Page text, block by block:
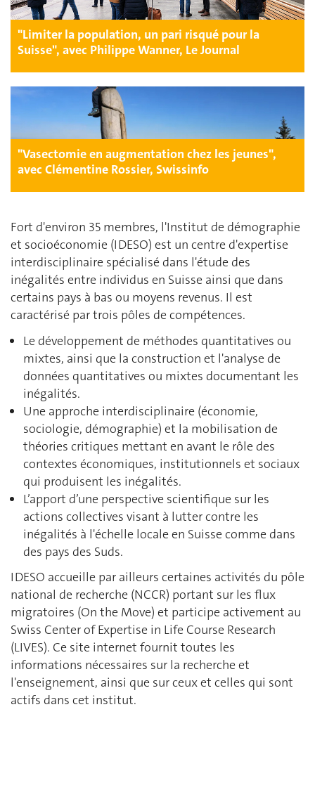
"Limiter la population, un pari risqué pour la
Suisse", avec Philippe Wanner, Le Journal
"Vasectomie en augmentation chez les jeunes",
avec Clémentine Rossier, Swissinfo
Fort d'environ 35 membres, l'Institut de démographie
et socioéconomie (IDESO) est un centre d'expertise
interdisciplinaire spécialisé dans l'étude des
inégalités entre individus en Suisse ainsi que dans
certains pays à bas ou moyens revenus. Il est
caractérisé par trois pôles de compétences.
Le développement de méthodes quantitatives ou
mixtes, ainsi que la construction et l'analyse de
données quantitatives ou mixtes documentant les
inégalités.
Une approche interdisciplinaire (économie,
sociologie, démographie) et la mobilisation de
théories critiques mettant en avant le rôle des
contextes économiques, institutionnels et sociaux
qui produisent les inégalités.
L’apport d’une perspective scientifique sur les
actions collectives visant à lutter contre les
inégalités à l'échelle locale en Suisse comme dans
des pays des Suds.
IDESO accueille par ailleurs certaines activités du pôle
national de recherche (NCCR) portant sur les flux
migratoires (On the Move) et participe activement au
Swiss Center of Expertise in Life Course Research
(LIVES). Ce site internet fournit toutes les
informations nécessaires sur la recherche et
l'enseignement, ainsi que sur ceux et celles qui sont
actifs dans cet institut.